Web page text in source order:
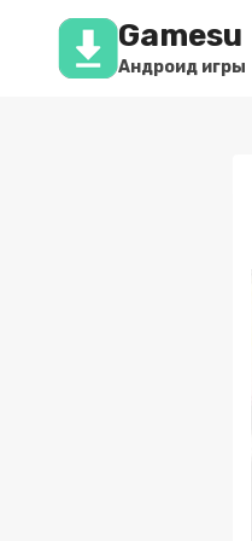
Перейти
содержимому
Gamesu
Андроид игры